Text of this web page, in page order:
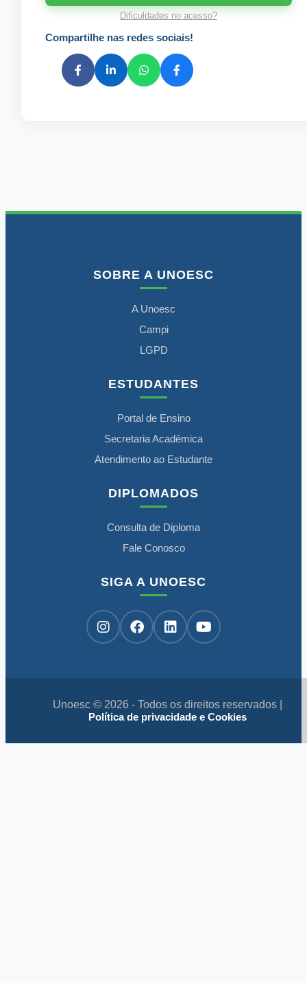
Dificuldades no acesso?
Compartilhe nas redes sociais!
SOBRE A UNOESC
A Unoesc
Campi
LGPD
ESTUDANTES
Portal de Ensino
Secretaria Acadêmica
Atendimento ao Estudante
DIPLOMADOS
Consulta de Diploma
Fale Conosco
SIGA A UNOESC
Unoesc © 2026 - Todos os direitos reservados |
Política de privacidade e Cookies